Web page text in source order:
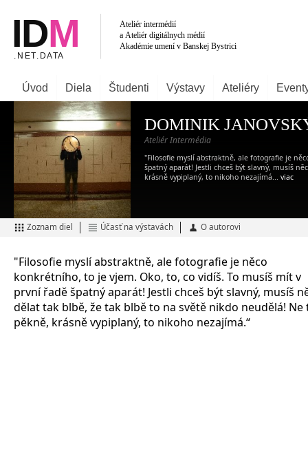
Úvod Diela Študenti Výstavy Ateliéry
DOMINIK
Ateliér Intermédia
"Filosofie myslí abstraktně, ale fotografie je
špatný aparát! Jestli chceš být slavný, musíš
krásně vypiplaný, to nikoho nezajímá... viac
Zoznam diel Účasť na výstavách O autorovi
"Filosofie myslí abstraktně, ale fotografie je něco
konkrétního, to je vjem. Oko, to, co vidíš. To musíš mít v
první řadě špatný aparát! Jestli chceš být slavný, musíš
dělat tak blbě, že tak blbě to na světě nikdo neudělá! Ne
pěkně, krásně vypiplaný, to nikoho nezajímá.“